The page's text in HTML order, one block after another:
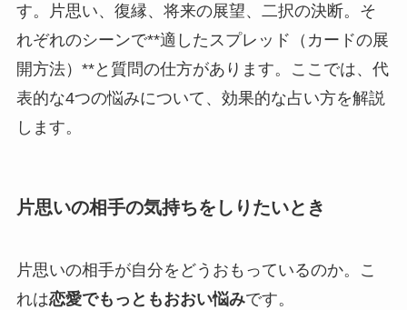
す。片思い、復縁、将来の展望、二択の決断。そ
れぞれのシーンで**適したスプレッド（カードの展
開方法）**と質問の仕方があります。ここでは、代
表的な4つの悩みについて、効果的な占い方を解説
します。
片思いの相手の気持ちをしりたいとき
片思いの相手が自分をどうおもっているのか。こ
れは恋愛でもっともおおい悩みです。